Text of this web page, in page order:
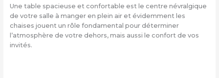
Une table spacieuse et confortable est le centre névralgique
de votre salle à manger en plein air et évidemment les
chaises jouent un rôle fondamental pour déterminer
l’atmosphère de votre dehors, mais aussi le confort de vos
invités.